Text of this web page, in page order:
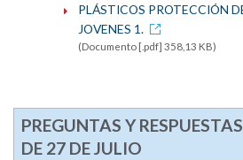
PLÁSTICOS PROTECCIÓN
JOVENES 1.
(Documento [.pdf] 358,13 KB)
PREGUNTAS Y
DE 27 DE JULIO